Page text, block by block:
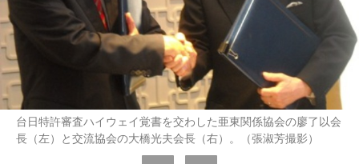
台日特許審査ハイウェイ覚書を交わした亜東関係協会の廖了以会
長（左）と交流協会の大橋光夫会長（右）。（張淑芳撮影）